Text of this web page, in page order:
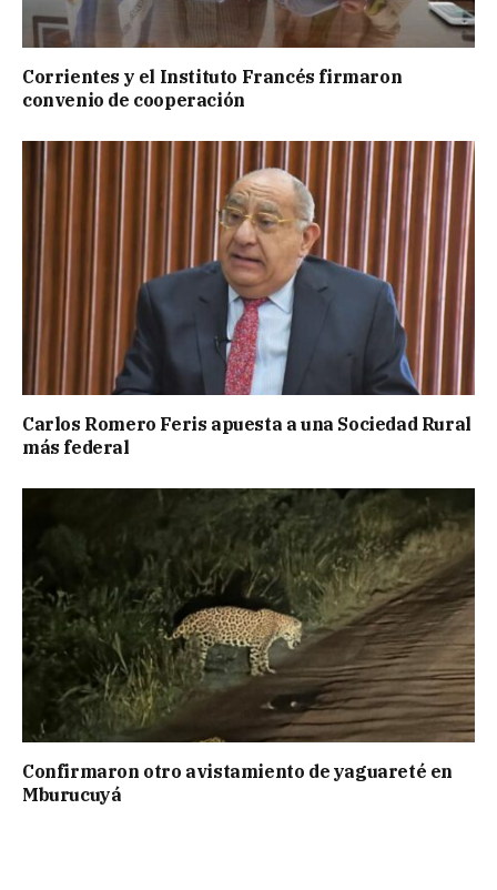
Corrientes y el Instituto Francés firmaron
convenio de cooperación
Carlos Romero Feris apuesta a una Sociedad Rural
más federal
Confirmaron otro avistamiento de yaguareté en
Mburucuyá